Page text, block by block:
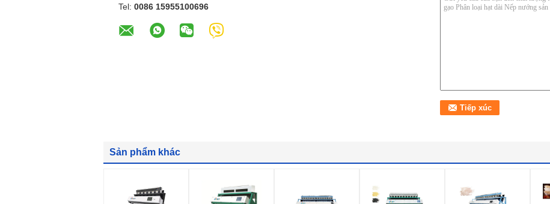
Tel: 0086 15955100696
Sản phẩm khác